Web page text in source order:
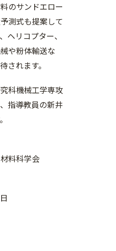
のサンドエロー
測式も提案して
ヘリコプター、
や粉体輸送な
されます。
科機械工学専攻
指導教員の新井
料科学会